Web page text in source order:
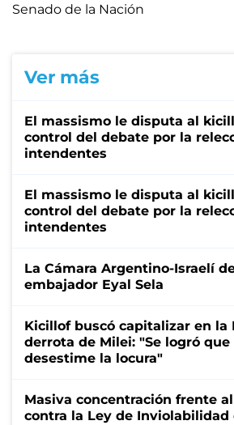
Senado de la Nación
Ver más
El massismo le disputa al
control del debate por la
intendentes
El massismo le disputa al
control del debate por la
intendentes
La Cámara Argentino-Israelí
embajador Eyal Sela
Kicillof buscó capitalizar en la
derrota de Milei: "Se logró
desestime la locura"
Masiva concentración frente
contra la Ley de Inviolabilidad